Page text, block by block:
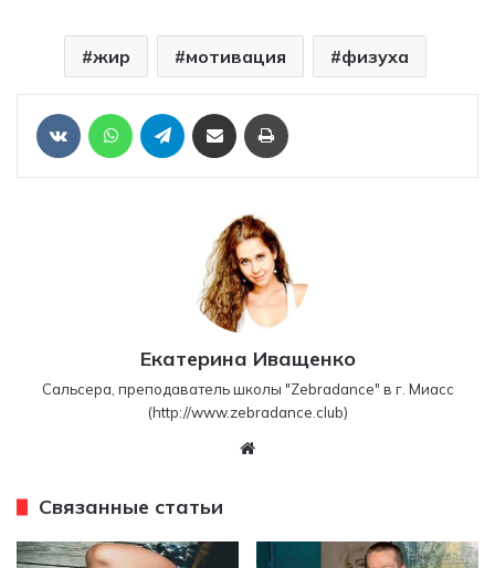
жир мотивация физуха
VKontakte WhatsApp Telegram
Екатерина Иващенко
Сальсера, преподаватель школы "Zebradance" в г. Миасс
(http://www.zebradance.club)
Связанные статьи